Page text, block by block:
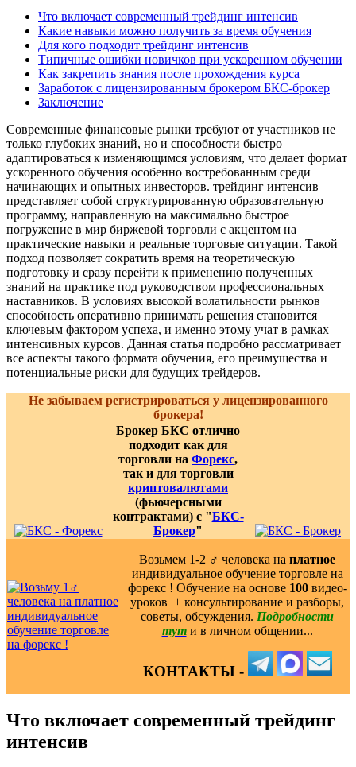
Что включает современный трейдинг интенсив
Какие навыки можно получить за время обучения
Для кого подходит трейдинг интенсив
Типичные ошибки новичков при ускоренном обучении
Как закрепить знания после прохождения курса
Заработок с лицензированным брокером БКС-брокер
Заключение
Современные финансовые рынки требуют от участников не
только глубоких знаний, но и способности быстро
адаптироваться к изменяющимся условиям, что делает формат
ускоренного обучения особенно востребованным среди
начинающих и опытных инвесторов. трейдинг интенсив
представляет собой структурированную образовательную
программу, направленную на максимально быстрое
погружение в мир биржевой торговли с акцентом на
практические навыки и реальные торговые ситуации. Такой
подход позволяет сократить время на теоретическую
подготовку и сразу перейти к применению полученных
знаний на практике под руководством профессиональных
наставников. В условиях высокой волатильности рынков
способность оперативно принимать решения становится
ключевым фактором успеха, и именно этому учат в рамках
интенсивных курсов. Данная статья подробно рассматривает
все аспекты такого формата обучения, его преимущества и
потенциальные риски для будущих трейдеров.
Не забываем регистрироваться у лицензированного
брокера!
Брокер БКС отлично
подходит как для
торговли на Форекс,
так и для торговли
криптовалютами
(фьючерсными
контрактами) с "БКС-
Брокер"
Возьмем 1-2 ‍♂️ человека на платное
индивидуальное обучение торговле на
форекс ! Обучение на основе 100видео-
уроков ️ + консультирование и разборы,
советы, обсуждения. Подробности
тут и в личном общении...
КОНТАКТЫ -
Что включает современный трейдинг
интенсив